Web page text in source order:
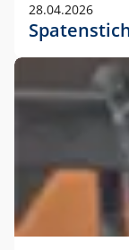
28.04.2026